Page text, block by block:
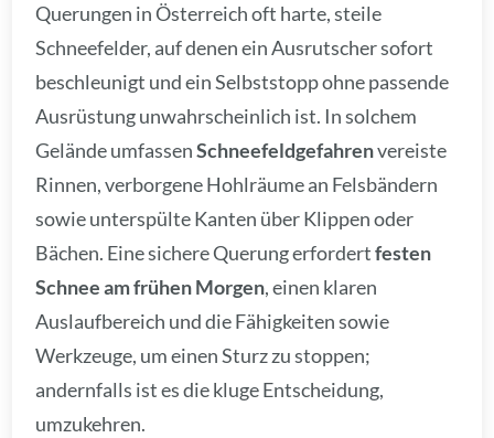
Querungen in Österreich oft harte, steile
Schneefelder, auf denen ein Ausrutscher sofort
beschleunigt und ein Selbststopp ohne passende
Ausrüstung unwahrscheinlich ist. In solchem
Gelände umfassenSchneefeldgefahrenvereiste
Rinnen, verborgene Hohlräume an Felsbändern
sowie unterspülte Kanten über Klippen oder
Bächen. Eine sichere Querung erfordertfesten
Schnee am frühen Morgen, einen klaren
Auslaufbereich und die Fähigkeiten sowie
Werkzeuge, um einen Sturz zu stoppen;
andernfalls ist es die kluge Entscheidung,
umzukehren.